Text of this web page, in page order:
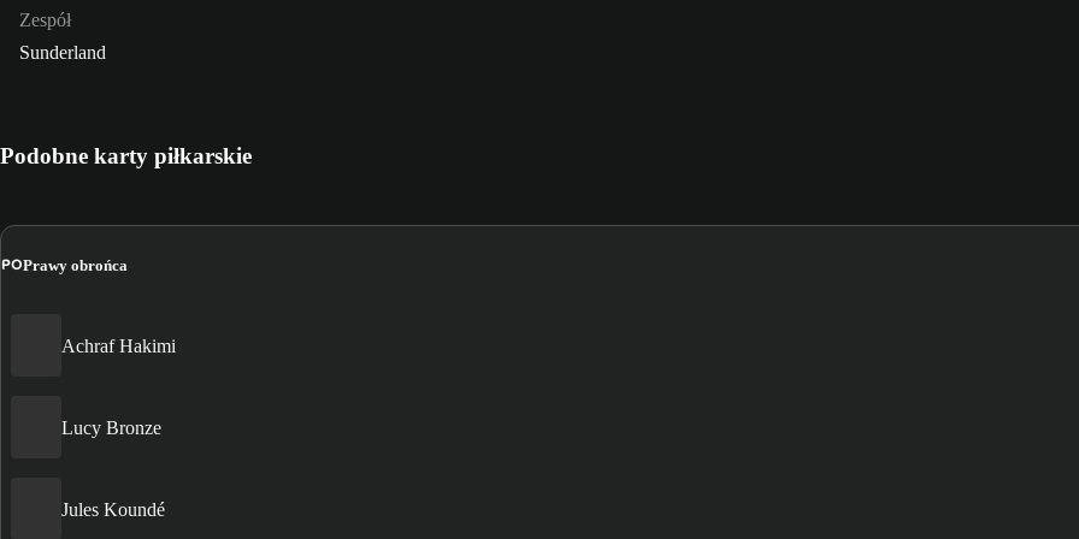
Zespół
Sunderland
Podobne karty piłkarskie
POPrawy obrońca
Achraf Hakimi
Lucy Bronze
Jules Koundé